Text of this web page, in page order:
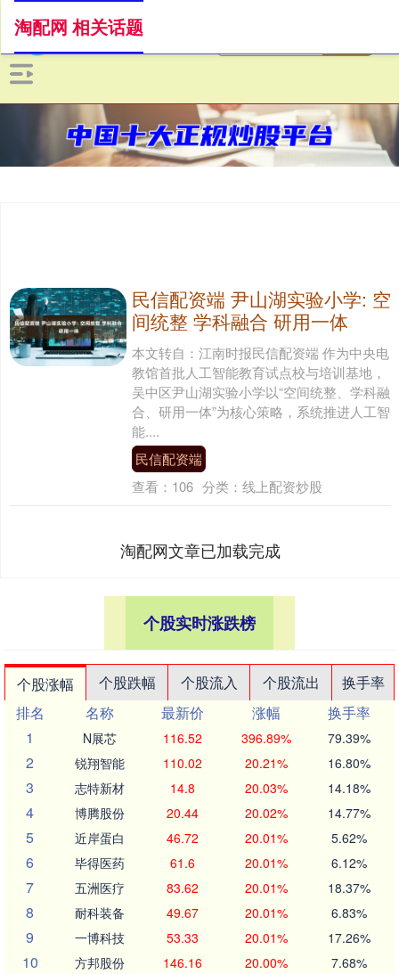
淘配网 相关话题
民信配资端 尹山湖实验小学: 空
间统整 学科融合 研用一体
本文转自：江南时报民信配资端 作为中央电
教馆首批人工智能教育试点校与培训基地，
吴中区尹山湖实验小学以“空间统整、学科融
合、研用一体”为核心策略，系统推进人工智
能....
民信配资端
查看： 106 分类： 线上配资炒股
淘配网文章已加载完成
个股实时涨跌榜
个股涨幅 个股跌幅 个股流入 个股流出
换手率
排名
名称 最新价 涨幅
换手率
1
N展芯 116.52 396.89% 79.39%
2 锐翔智能 110.02 20.21% 16.80%
3 志特新材 14.8 20.03% 14.18%
4 博腾股份 20.44 20.02% 14.77%
5 近岸蛋白 46.72 20.01% 5.62%
6 毕得医药 61.6 20.01% 6.12%
7 五洲医疗 83.62 20.01% 18.37%
8 耐科装备 49.67 20.01% 6.83%
9 一博科技 53.33 20.01% 17.26%
10 方邦股份 146.16 20.00% 7.68%